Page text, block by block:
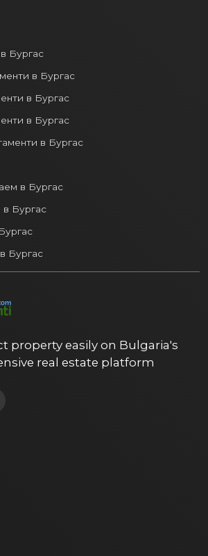
Бургас
в Бургас
в Бургас
в Бургас
в Бургас
в Бургас
в Бургас
Бургас
property easily on Bulgaria's
real estate platform